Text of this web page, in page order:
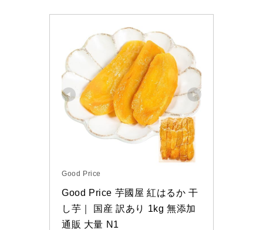
Good Price
Good Price 芋國屋 紅はるか 干
し芋｜ 国産 訳あり 1kg 無添加
通販 大量 N1